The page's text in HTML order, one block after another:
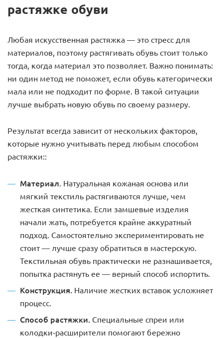
растяжке обуви
Любая искусственная растяжка — это стресс для
материалов, поэтому растягивать обувь стоит только
тогда, когда материал это позволяет. Важно понимать:
ни один метод не поможет, если обувь категорически
мала или не подходит по форме. В такой ситуации
лучше выбрать новую обувь по своему размеру.
Результат всегда зависит от нескольких факторов,
которые нужно учитывать перед любым способом
растяжки::
Материал . Натуральная кожаная основа или
мягкий текстиль растягиваются лучше, чем
жесткая синтетика. Если замшевые изделия
начали жать, потребуется крайне аккуратный
подход. Самостоятельно экспериментировать не
стоит — лучше сразу обратиться в мастерскую.
Текстильная обувь практически не разнашивается,
попытка растянуть ее — верный способ испортить.
Конструкция. Наличие жестких вставок усложняет
процесс.
Способ растяжки. Специальные спреи или
колодки-расширители помогают бережно